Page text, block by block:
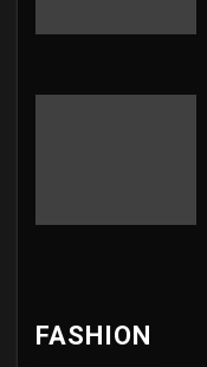
FASHION